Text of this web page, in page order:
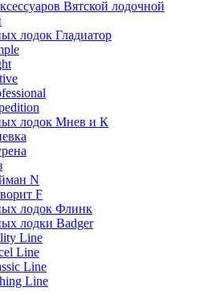
Вятской лодочной
лодок Гладиатор
лодок Мнев и К
N
F
лодок Флинк
лодки Badger
Line
Line
Line
Line